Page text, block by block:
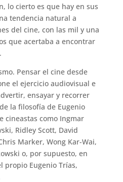
lo cierto es que hay en sus
tendencia natural a
del cine, con las mil y una
que acertaba a encontrar
Pensar el cine desde
el ejercicio audiovisual e
ensayar y recorrer
la filosofía de Eugenio
cineastas como Ingmar
Ridley Scott, David
Marker, Wong Kar-Wai,
o, por supuesto, en
propio Eugenio Trías,